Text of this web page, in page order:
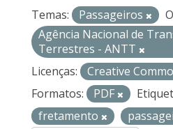
Temas: Passageiros
Agência Nacional de
Terrestres - ANTT
Licenças:
Creative
Formatos:
PDF
fretamento